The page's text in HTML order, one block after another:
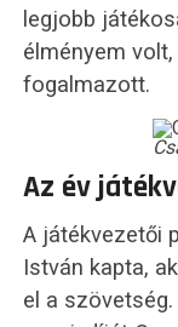
legjobb
élményem
fogalmazott.
Az év
A játékvezetői
István kapta,
el a